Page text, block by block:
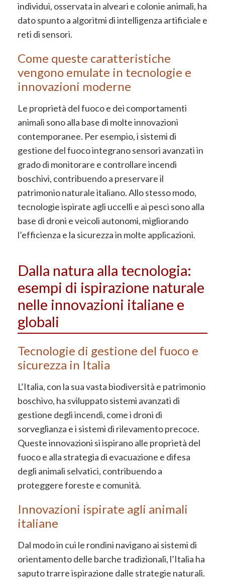
individui, osservata in alveari e colonie animali, ha
dato spunto a algoritmi di intelligenza artificiale e
reti di sensori.
Come queste caratteristiche
vengono emulate in tecnologie e
innovazioni moderne
Le proprietà del fuoco e dei comportamenti
animali sono alla base di molte innovazioni
contemporanee. Per esempio, i sistemi di
gestione del fuoco integrano sensori avanzati in
grado di monitorare e controllare incendi
boschivi, contribuendo a preservare il
patrimonio naturale italiano. Allo stesso modo,
tecnologie ispirate agli uccelli e ai pesci sono alla
base di droni e veicoli autonomi, migliorando
l’efficienza e la sicurezza in molte applicazioni.
Dalla natura alla tecnologia:
esempi di ispirazione naturale
nelle innovazioni italiane e
globali
Tecnologie di gestione del fuoco e
sicurezza in Italia
L’Italia, con la sua vasta biodiversità e patrimonio
boschivo, ha sviluppato sistemi avanzati di
gestione degli incendi, come i droni di
sorveglianza e i sistemi di rilevamento precoce.
Queste innovazioni si ispirano alle proprietà del
fuoco e alla strategia di evacuazione e difesa
degli animali selvatici, contribuendo a
proteggere foreste e comunità.
Innovazioni ispirate agli animali
italiane
Dal modo in cui le rondini navigano ai sistemi di
orientamento delle barche tradizionali, l’Italia ha
saputo trarre ispirazione dalle strategie naturali.